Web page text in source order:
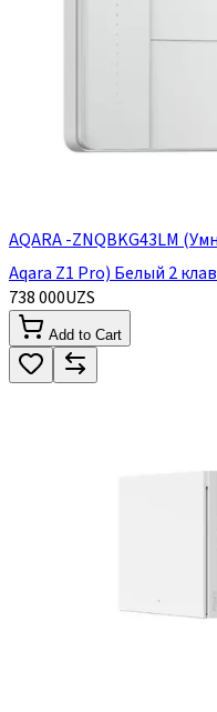
AQARA -ZNQBKG43LM
Aqara Z1 Pro) Белый 2
738 000UZS
Add to Cart